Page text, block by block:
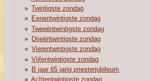
Twintigste zondag
Eenentwintigste zondag
Tweeëntwintigste zondag
Drieëntwintigste zondag
Vierentwintigste zondag
Vijfentwintigste zondag
B jaar 65 jarig priesterjubileum
Achtentwintigste zondag